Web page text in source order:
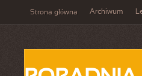
Strona główna Archiwum